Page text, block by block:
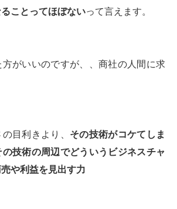
ることってほぼないって言えます。
方がいいのですが、、商社の人間に求
目利きより、 その技術がコケてしま
技術の周辺でどういうビジネスチャ
や利益を見出す力